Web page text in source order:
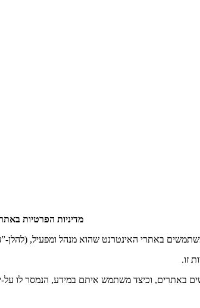
מדיניות הפרטיות
באתרי האינטרנט שהוא מנהל ומפעיל, (להלן-
זו.
באתרים, וכיצד משתמש איתם במידע, הנמסר לו